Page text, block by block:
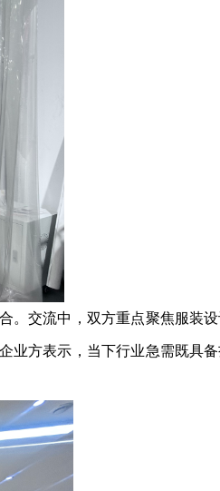
交流中，双方重点聚焦服装设
业方表示，当下行业急需既具